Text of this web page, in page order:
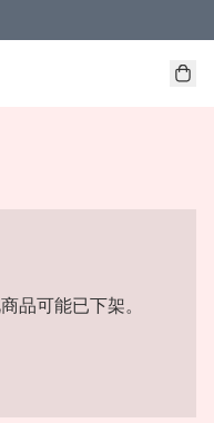
品可能已下架。